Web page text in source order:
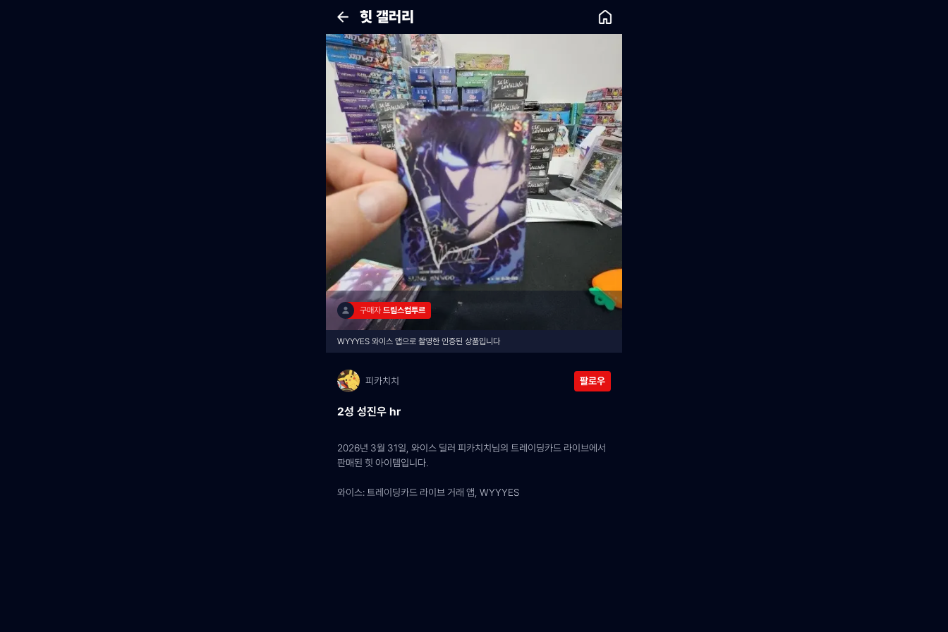
힛 갤러리
구매자 드림스컴투르
WYYYES 와이스 앱으로 촬영한 인증된 상품입니다
피카치치 팔로우
2성 성진우 hr
2026년 3월 31일, 와이스 딜러 피카치치님의 트레이딩카드 라이브에서
판매된 힛 아이템입니다.
와이스: 트레이딩카드 라이브 거래 앱, WYYYES